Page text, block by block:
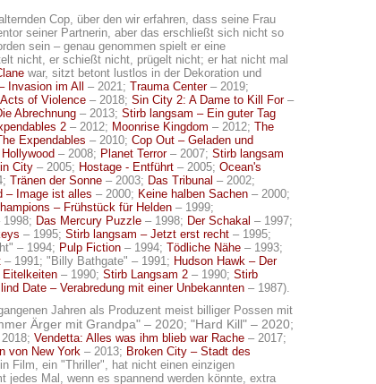
Cop, über den wir erfahren, dass seine Frau
seiner Partnerin, aber das erschließt sich nicht so
sein – genau genommen spielt er eine
nicht, er schießt nicht, prügelt nicht; er hat nicht mal
war, sitzt betont lustlos in der Dekoration und
Invasion im All – 2021; Trauma Center– 2019;
Acts of Violence – 2018; Sin City 2: A Dame to Kill For–
Abrechnung – 2013; Stirb langsam – Ein guter Tag
2 – 2012; Moonrise Kingdom – 2012; The
Expendables – 2010; Cop Out – Geladen und
Hollywood – 2008; Planet Terror– 2007; Stirb langsam
City – 2005; Hostage - Entführt – 2005; Ocean's
Tränen der Sonne – 2003; Das Tribunal – 2002;
– Image ist alles – 2000; Keine halben Sachen – 2000;
– Frühstück für Helden – 1999;
1998; Das Mercury Puzzle – 1998; Der Schakal – 1997;
– 1995; Stirb langsam – Jetzt erst recht – 1995;
– 1994; Pulp Fiction – 1994; Tödliche Nähe – 1993;
– 1991; "Billy Bathgate" – 1991; Hudson Hawk – Der
Eitelkeiten – 1990; Stirb Langsam 2 – 1990; Stirb
Date – Verabredung mit einer Unbekannten – 1987).
Jahren als Produzent meist billiger Possen mit
Ärger mit Grandpa" – 2020; "Hard Kill" – 2020;
Vendetta: Alles was ihm blieb war Rache – 2017;
von New York – 2013; Broken City – Stadt des
Film, ein "Thriller", hat nicht einen einzigen
jedes Mal, wenn es spannend werden könnte, extra